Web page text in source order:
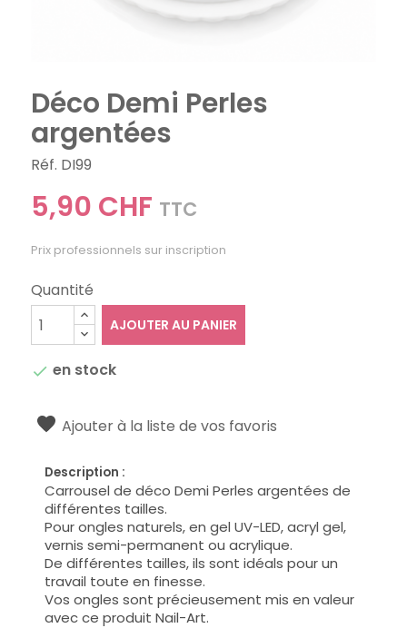
Déco Demi Perles
argentées
Réf. DI99
5,90 CHF TTC
Prix professionnels sur inscription
Quantité
AJOUTER AU PANIER
 en stock
Ajouter à la liste de vos favoris
Description :
Carrousel de déco Demi Perles argentées de
différentes tailles.
Pour ongles naturels, en gel UV-LED, acryl gel,
vernis semi-permanent ou acrylique.
De différentes tailles, ils sont idéals pour un
travail toute en finesse.
Vos ongles sont précieusement mis en valeur
avec ce produit Nail-Art.